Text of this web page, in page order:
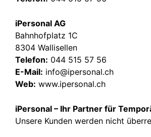
iPersonal AG
Bahnhofplatz 1C
8304 Wallisellen
Telefon: 044 515 57 56
E-Mail: info@ipersonal.ch
Web: www.ipersonal.ch
iPersonal – Ihr Partner für
Unsere Kunden werden nicht